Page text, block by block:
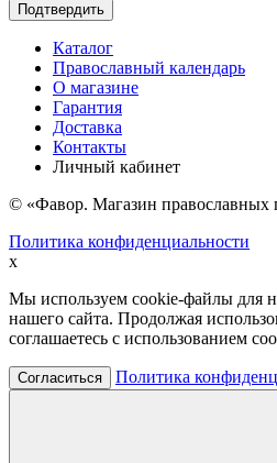
Подтвердить
Каталог
Православный календарь
О магазине
Гарантия
Доставка
Контакты
Личный кабинет
© «Фавор. Магазин православных
Политика конфиденциальности
x
Мы используем cookie-файлы для
нашего сайта. Продолжая
соглашаетесь с использованием
Согласиться Политика